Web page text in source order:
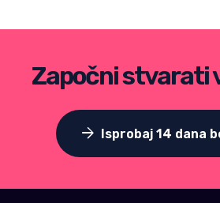
Započni stvarati
arrow_forward Isprobaj 14 dana